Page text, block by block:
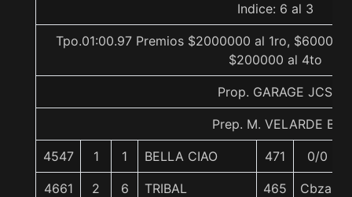
Indice: 6 al 3
Tpo.01:00.97 Premios $2000000 al 1ro,
$200000 al 4to
Prop. GARAGE JCS
Prep. M. VELARDE B.
4547 1 1 BELLA CIAO 471 0/0
4661 2 6 TRIBAL 465 Cbza.